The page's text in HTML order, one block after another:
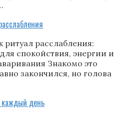
ритуал расслабления:
спокойствия, энергии и
Знакомо это
закончился, но голова
каждый день